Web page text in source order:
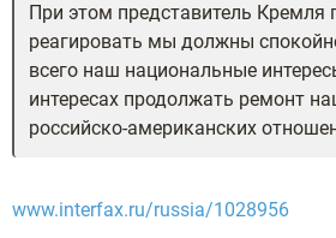
При этом представитель Кремля
реагировать мы должны
всего наш национальные
интересах продолжать ремонт
российско-американских
www.interfax.ru/russia/1028956